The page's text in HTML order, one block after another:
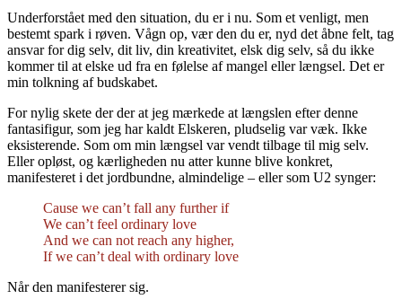
Underforstået med den situation, du er i nu. Som et venligt, men
bestemt spark i røven. Vågn op, vær den du er, nyd det åbne felt, tag
ansvar for dig selv, dit liv, din kreativitet, elsk dig selv, så du ikke
kommer til at elske ud fra en følelse af mangel eller længsel. Det er
min tolkning af budskabet.
For nylig skete der der at jeg mærkede at længslen efter denne
fantasifigur, som jeg har kaldt Elskeren, pludselig var væk. Ikke
eksisterende. Som om min længsel var vendt tilbage til mig selv.
Eller opløst, og kærligheden nu atter kunne blive konkret,
manifesteret i det jordbundne, almindelige – eller som U2 synger:
Cause we can’t fall any further if
We can’t feel ordinary love
And we can not reach any higher,
If we can’t deal with ordinary love
Når den manifesterer sig.